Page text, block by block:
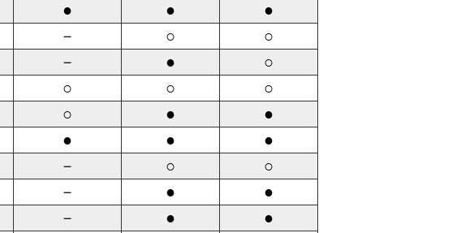
● ● ●
－ ○ ○
－ ● ○
○ ○ ○
○ ● ●
● ● ●
－ ○ ○
－ ● ●
－ ● ●